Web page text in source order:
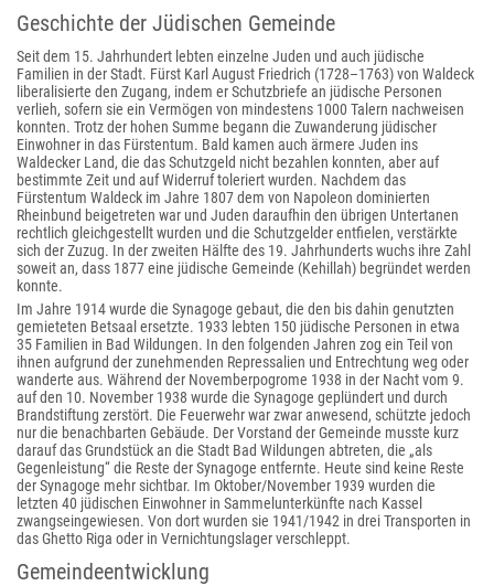
Geschichte der Jüdischen Gemeinde
Seit dem 15. Jahrhundert lebten einzelne Juden und auch jüdische
Familien in der Stadt. Fürst Karl August Friedrich (1728–1763) von Waldeck
liberalisierte den Zugang, indem er Schutzbriefe an jüdische Personen
verlieh, sofern sie ein Vermögen von mindestens 1000 Talern nachweisen
konnten. Trotz der hohen Summe begann die Zuwanderung jüdischer
Einwohner in das Fürstentum. Bald kamen auch ärmere Juden ins
Waldecker Land, die das Schutzgeld nicht bezahlen konnten, aber auf
bestimmte Zeit und auf Widerruf toleriert wurden. Nachdem das
Fürstentum Waldeck im Jahre 1807 dem von Napoleon dominierten
Rheinbund beigetreten war und Juden daraufhin den übrigen Untertanen
rechtlich gleichgestellt wurden und die Schutzgelder entfielen, verstärkte
sich der Zuzug. In der zweiten Hälfte des 19. Jahrhunderts wuchs ihre Zahl
soweit an, dass 1877 eine jüdische Gemeinde (Kehillah) begründet werden
konnte.
Im Jahre 1914 wurde die Synagoge gebaut, die den bis dahin genutzten
gemieteten Betsaal ersetzte. 1933 lebten 150 jüdische Personen in etwa
35 Familien in Bad Wildungen. In den folgenden Jahren zog ein Teil von
ihnen aufgrund der zunehmenden Repressalien und Entrechtung weg oder
wanderte aus. Während der Novemberpogrome 1938 in der Nacht vom 9.
auf den 10. November 1938 wurde die Synagoge geplündert und durch
Brandstiftung zerstört. Die Feuerwehr war zwar anwesend, schützte jedoch
nur die benachbarten Gebäude. Der Vorstand der Gemeinde musste kurz
darauf das Grundstück an die Stadt Bad Wildungen abtreten, die „als
Gegenleistung“ die Reste der Synagoge entfernte. Heute sind keine Reste
der Synagoge mehr sichtbar. Im Oktober/November 1939 wurden die
letzten 40 jüdischen Einwohner in Sammelunterkünfte nach Kassel
zwangseingewiesen. Von dort wurden sie 1941/1942 in drei Transporten in
das Ghetto Riga oder in Vernichtungslager verschleppt.
Gemeindeentwicklung